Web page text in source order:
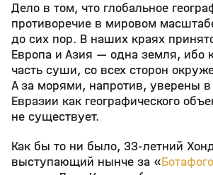
Дело в том, что глобальное
противоречие в мировом
до сих пор. В наших краях
Европа и Азия — одна земля, ибо
часть суши, со всех сторон
А за морями, напротив, уверены в
Евразии как географического
не существует.
Как бы то ни было, 33-летний
выступающий нынче за «Ботафого